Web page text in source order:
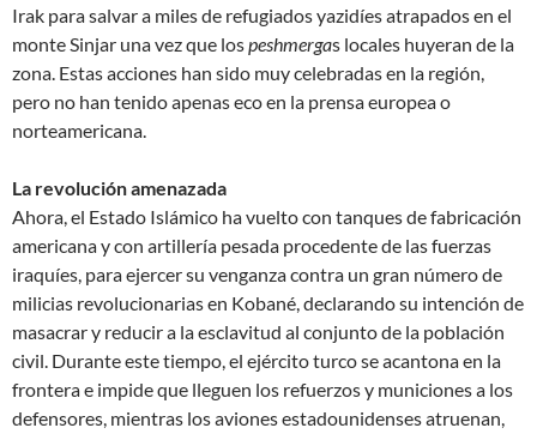
Irak para salvar a miles de refugiados yazidíes atrapados en el
monte Sinjar una vez que lospeshmergas locales huyeran de la
zona. Estas acciones han sido muy celebradas en la región,
pero no han tenido apenas eco en la prensa europea o
norteamericana.
La revolución amenazada
Ahora, el Estado Islámico ha vuelto con tanques de fabricación
americana y con artillería pesada procedente de las fuerzas
iraquíes, para ejercer su venganza contra un gran número de
milicias revolucionarias en Kobané, declarando su intención de
masacrar y reducir a la esclavitud al conjunto de la población
civil. Durante este tiempo, el ejército turco se acantona en la
frontera e impide que lleguen los refuerzos y municiones a los
defensores, mientras los aviones estadounidenses atruenan,